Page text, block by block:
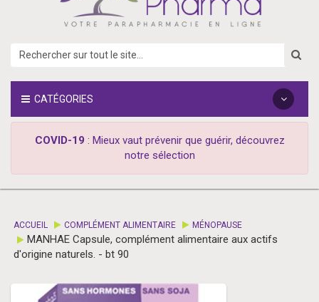
CATÉGORIES
COVID-19 : Mieux vaut prévenir que guérir, découvrez
notre sélection
ACCUEIL COMPLÉMENT ALIMENTAIRE MÉNOPAUSE
MANHAE Capsule, complément alimentaire aux actifs
d'origine naturels. - bt 90